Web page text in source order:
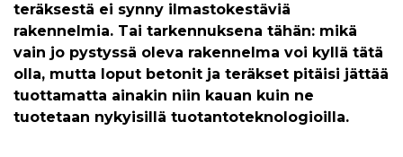
teräksestä ei synny ilmastokestäviä
rakennelmia. Tai tarkennuksena tähän: mikä
vain jo pystyssä oleva rakennelma voi kyllä tätä
olla, mutta loput betonit ja teräkset pitäisi jättää
tuottamatta ainakin niin kauan kuin ne
tuotetaan nykyisillä tuotantoteknologioilla.